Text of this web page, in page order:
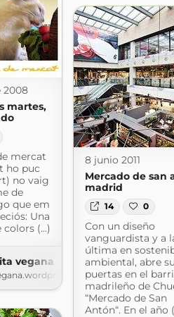
2008
martes,
mercat
ho puc
no vaig
de
que em
Una
colors (...)
vegana
8 junio 2011
Mercado de san
madrid
14 0
Con un diseño
vanguardista y a
última en
ambiental, abre
puertas en el
madrileño de
“Mercado de San
Antón“. En el año